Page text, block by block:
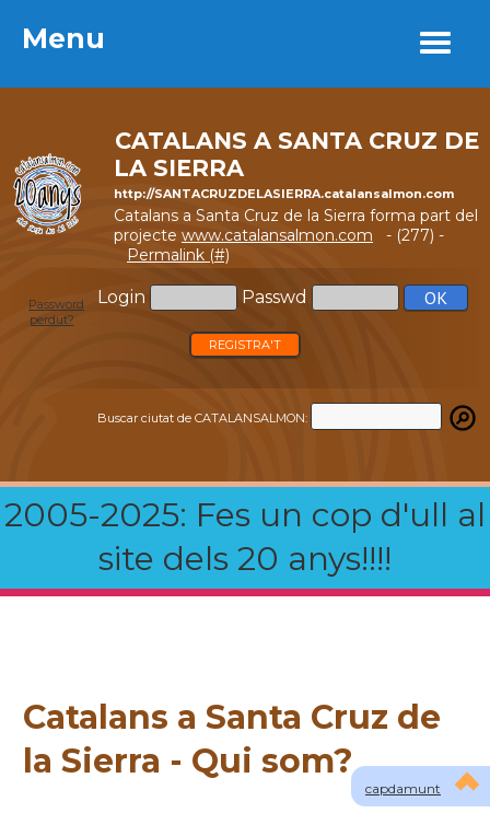
Menu
CATALANS A SANTA CRUZ DE
LA SIERRA
http://SANTACRUZDELASIERRA.catalansalmon.com
Catalans a Santa Cruz de la Sierra forma part del
projecte www.catalansalmon.com - (277) -
Permalink (#)
Login Passwd
Password
perdut?
REGISTRA'T
Buscar ciutat de CATALANSALMON:
2005-2025: Fes un cop d'ull al
site dels 20 anys!!!!
Menu
capdamunt
Catalans a Santa Cruz de
la Sierra - Qui som?